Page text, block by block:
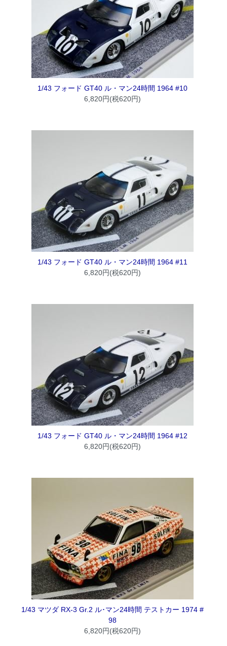
1/43 フォード GT40 ル・マン24時間 1964 #10
6,820円(税620円)
1/43 フォード GT40 ル・マン24時間 1964 #11
6,820円(税620円)
1/43 フォード GT40 ル・マン24時間 1964 #12
6,820円(税620円)
1/43 マツダ RX-3 Gr.2 ル･マン24時間 テストカー 1974 #
98
6,820円(税620円)